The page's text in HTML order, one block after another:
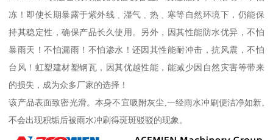
冻！即使长期暴露于紫外线﹑湿气﹑热﹑寒等自然环境下，仍能保
持其稳定性，确保产品长久使用。另外，因其性能防水优异，不怕
暴雨天！不怕漏雨！不怕渗水！还因其性能耐冲击，抗风震，不怕
台风！虹塑建材塑钢瓦，因其优越性能，能减少因自然灾害等带来
的损失，成为众多厂家的选择！
该产品表面致密光滑。本身不宜吸附灰尘,一经雨水冲刷便洁净如新,
不会出现积垢后被雨水冲刷得斑斑驳驳的现象。